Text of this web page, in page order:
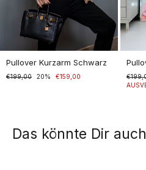
Pullover Kurzarm Schwarz
Normaler
€199,00
Sonderpreis20% €159,00
Preis
Das könnte Dir